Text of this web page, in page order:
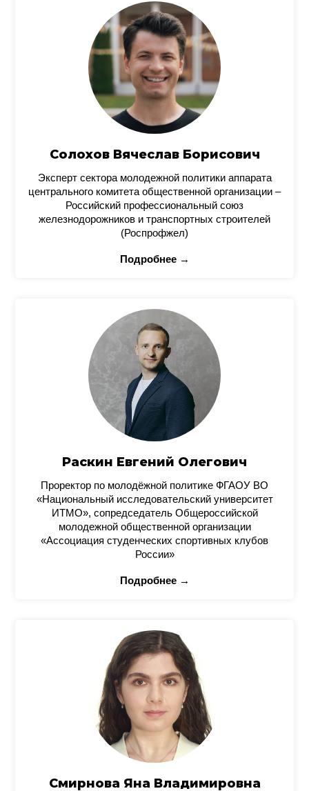
Солохов Вячеслав Борисович
Эксперт сектора молодежной политики аппарата
центрального комитета общественной организации –
Российский профессиональный союз
железнодорожников и транспортных строителей
(Роспрофжел)
Подробнее →
Раскин Евгений Олегович
Проректор по молодёжной политике ФГАОУ ВО
«Национальный исследовательский университет
ИТМО», сопредседатель Общероссийской
молодежной общественной организации
«Ассоциация студенческих спортивных клубов
России»
Подробнее →
Смирнова Яна Владимировна